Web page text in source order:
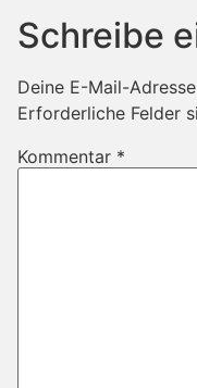
Schreibe
Deine E-Mail-
Erforderliche Felder
Kommentar *